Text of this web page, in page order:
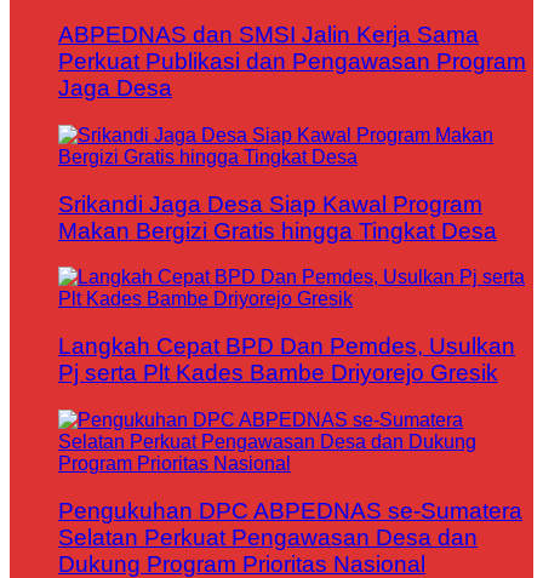
ABPEDNAS dan SMSI Jalin Kerja Sama
Perkuat Publikasi dan Pengawasan Program
Jaga Desa
Srikandi Jaga Desa Siap Kawal Program
Makan Bergizi Gratis hingga Tingkat Desa
Langkah Cepat BPD Dan Pemdes, Usulkan
Pj serta Plt Kades Bambe Driyorejo Gresik
Pengukuhan DPC ABPEDNAS se-Sumatera
Selatan Perkuat Pengawasan Desa dan
Dukung Program Prioritas Nasional